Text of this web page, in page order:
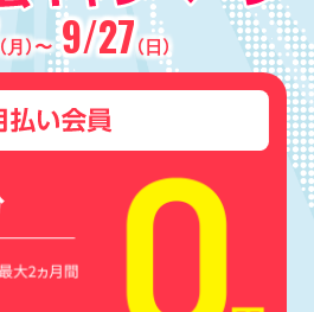
（月）〜9/27 （日）